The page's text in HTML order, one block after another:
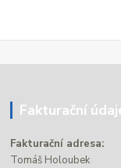
Fakturační
Fakturační adresa:
Tomáš Holoubek